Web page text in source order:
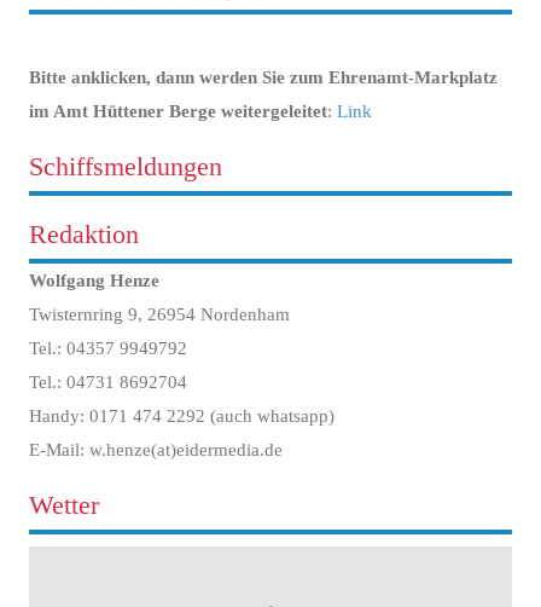
Bitte anklicken, dann werden Sie zum Ehrenamt-Markplatz
im Amt Hüttener Berge weitergeleitet: Link
Schiffsmeldungen
Redaktion
Wolfgang Henze
Twisternring 9, 26954 Nordenham
Tel.: 04357 9949792
Tel.: 04731 8692704
Handy: 0171 474 2292 (auch whatsapp)
E-Mail: w.henze(at)eidermedia.de
Wetter